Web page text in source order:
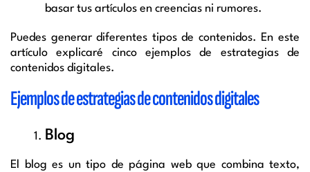
basar tus artículos en creencias ni rumores.
Puedes generar diferentes tipos de contenidos. En este
artículo explicaré cinco ejemplos de estrategias de
contenidos digitales.
Ejemplos de estrategias de contenidos digitales
Blog
El blog es un tipo de página web que combina texto,